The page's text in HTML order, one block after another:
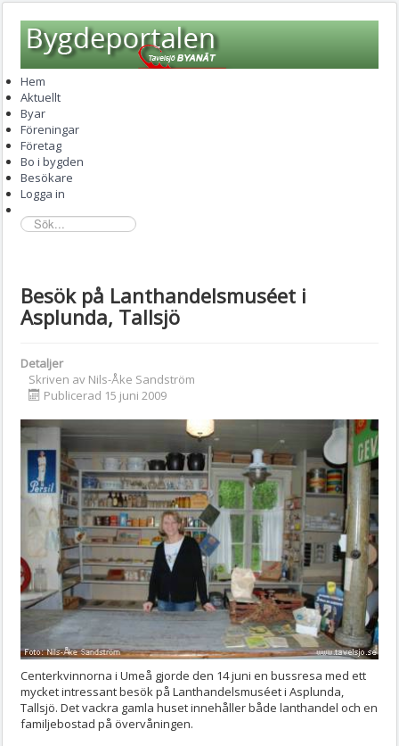
Hem
Aktuellt
Byar
Föreningar
Företag
Bo i bygden
Besökare
Logga in
sök...
Besök på Lanthandelsmuséet i
Asplunda, Tallsjö
Detaljer
Skriven av Nils-Åke Sandström
Publicerad 15 juni 2009
Centerkvinnorna i Umeå gjorde den 14 juni en bussresa med ett
mycket intressant besök på Lanthandelsmuséet i Asplunda,
Tallsjö. Det vackra gamla huset innehåller både lanthandel och en
familjebostad på övervåningen.